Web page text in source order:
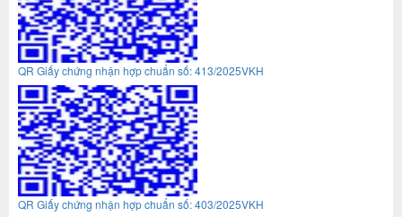
QR Giấy chứng nhận hợp chuẩn số: 413/2025VKH
QR Giấy chứng nhận hợp chuẩn số: 403/2025VKH